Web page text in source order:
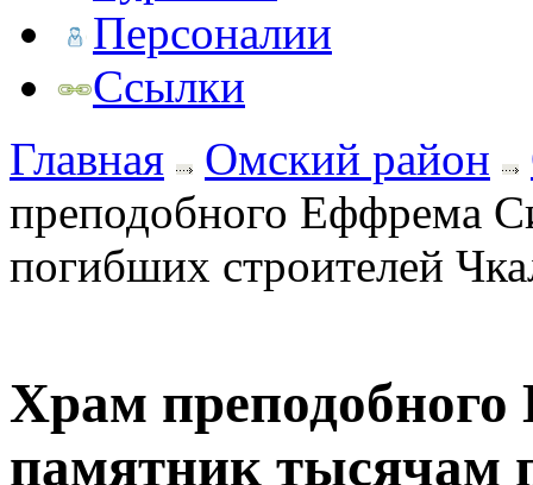
Персоналии
Ссылки
Главная
Омский район
преподобного Еффрема
погибших строителей
Храм
памятник тысячам